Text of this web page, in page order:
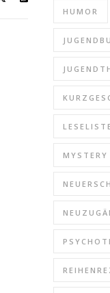
HUMOR
LESELISTE
MYSTERY